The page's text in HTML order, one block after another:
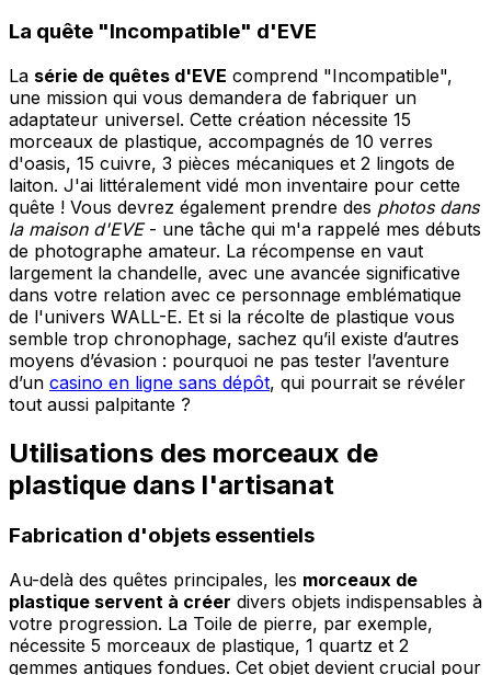
La quête "Incompatible" d'EVE
La série de quêtes d'EVE comprend "Incompatible",
une mission qui vous demandera de fabriquer un
adaptateur universel. Cette création nécessite 15
morceaux de plastique, accompagnés de 10 verres
d'oasis, 15 cuivre, 3 pièces mécaniques et 2 lingots de
laiton. J'ai littéralement vidé mon inventaire pour cette
quête ! Vous devrez également prendre des photos dans
la maison d'EVE- une tâche qui m'a rappelé mes débuts
de photographe amateur. La récompense en vaut
largement la chandelle, avec une avancée significative
dans votre relation avec ce personnage emblématique
de l'univers WALL-E. Et si la récolte de plastique vous
semble trop chronophage, sachez qu’il existe d’autres
moyens d’évasion : pourquoi ne pas tester l’aventure
d’un casino en ligne sans dépôt, qui pourrait se révéler
tout aussi palpitante ?
Utilisations des morceaux de
plastique dans l'artisanat
Fabrication d'objets essentiels
Au-delà des quêtes principales, les morceaux de
plastique servent à créer divers objets indispensables à
votre progression. La Toile de pierre, par exemple,
nécessite 5 morceaux de plastique, 1 quartz et 2
gemmes antiques fondues. Cet objet devient crucial pour